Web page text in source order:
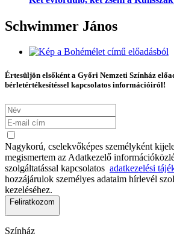
Schwimmer János
Értesüljön elsőként a Győri Nemzeti Színház
bérletértékesítéssel kapcsolatos információiról!
Nagykorú, cselekvőképes személyként
megismertem az Adatkezelő
szolgáltatással kapcsolatos adatkezelési
hozzájárulok személyes adataim hírlevél
kezeléséhez.
Feliratkozom
Színház